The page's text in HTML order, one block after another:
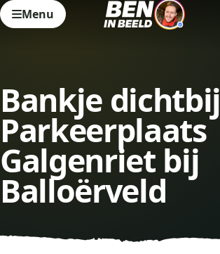
Menu
Bankje dichtbij
Parkeerplaats
Galgenriet bij
Balloërveld